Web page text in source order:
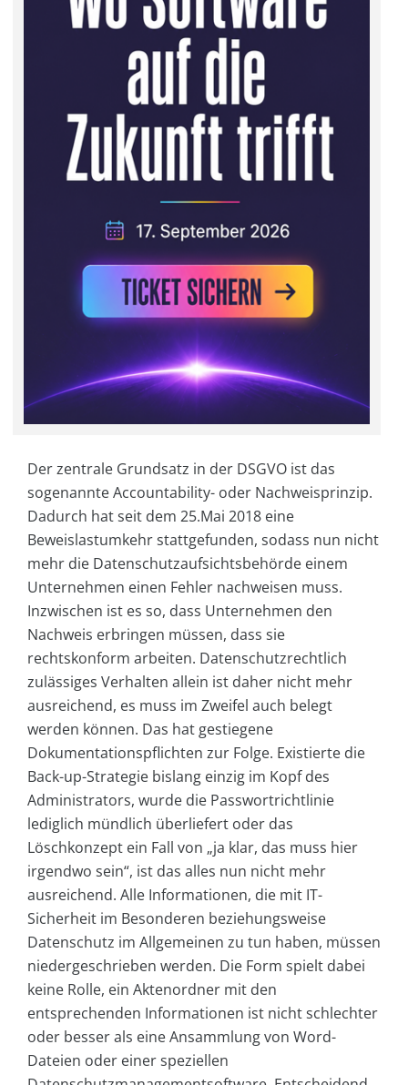
Der zentrale Grundsatz in der DSGVO ist das
sogenannte Accountability- oder Nachweisprinzip.
Dadurch hat seit dem 25.Mai 2018 eine
Beweislastumkehr stattgefunden, sodass nun nicht
mehr die Datenschutzaufsichtsbehörde einem
Unternehmen einen Fehler nachweisen muss.
Inzwischen ist es so, dass Unternehmen den
Nachweis erbringen müssen, dass sie
rechtskonform arbeiten. Datenschutzrechtlich
zulässiges Verhalten allein ist daher nicht mehr
ausreichend, es muss im Zweifel auch belegt
werden können. Das hat gestiegene
Dokumentationspflichten zur Folge. Existierte die
Back-up-Strategie bislang einzig im Kopf des
Administrators, wurde die Passwortrichtlinie
lediglich mündlich überliefert oder das
Löschkonzept ein Fall von „ja klar, das muss hier
irgendwo sein“, ist das alles nun nicht mehr
ausreichend. Alle Informationen, die mit IT-
Sicherheit im Besonderen beziehungsweise
Datenschutz im Allgemeinen zu tun haben, müssen
niedergeschrieben werden. Die Form spielt dabei
keine Rolle, ein Aktenordner mit den
entsprechenden Informationen ist nicht schlechter
oder besser als eine Ansammlung von Word-
Dateien oder einer speziellen